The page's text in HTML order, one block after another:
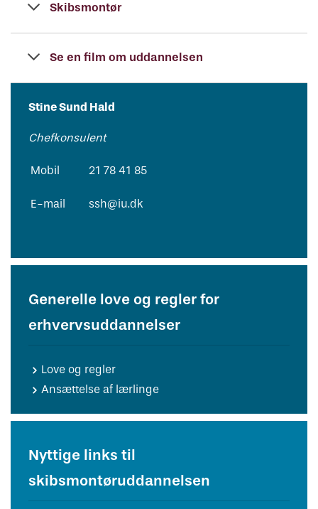
Skibsmontør
Se en film om uddannelsen
Stine Sund Hald
Chefkonsulent
Mobil 21 78 41 85
E-mail ssh@iu.dk
Generelle love og regler for
erhvervsuddannelser
Love og regler
Ansættelse af lærlinge
Nyttige links til
skibsmontøruddannelsen